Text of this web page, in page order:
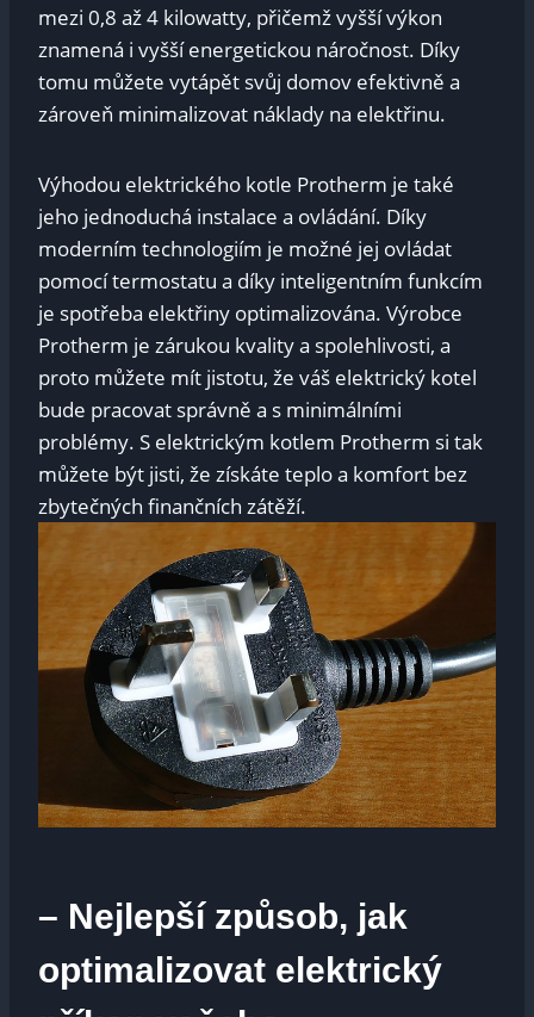
mezi 0,8 až 4 kilowatty, přičemž vyšší výkon
znamená i vyšší energetickou náročnost. Díky
tomu můžete vytápět svůj domov efektivně a
zároveň minimalizovat náklady na elektřinu.
Výhodou elektrického kotle Protherm je také
jeho jednoduchá instalace a ovládání. Díky
moderním technologiím je možné jej ovládat
pomocí termostatu a díky inteligentním funkcím
je spotřeba elektřiny optimalizována. Výrobce
Protherm je zárukou kvality a spolehlivosti, a
proto můžete mít jistotu, že váš elektrický kotel
bude pracovat správně a s minimálními
problémy. S elektrickým kotlem Protherm si tak
můžete být jisti, že získáte teplo a komfort bez
zbytečných finančních zátěží.
– Nejlepší způsob, jak
optimalizovat elektrický